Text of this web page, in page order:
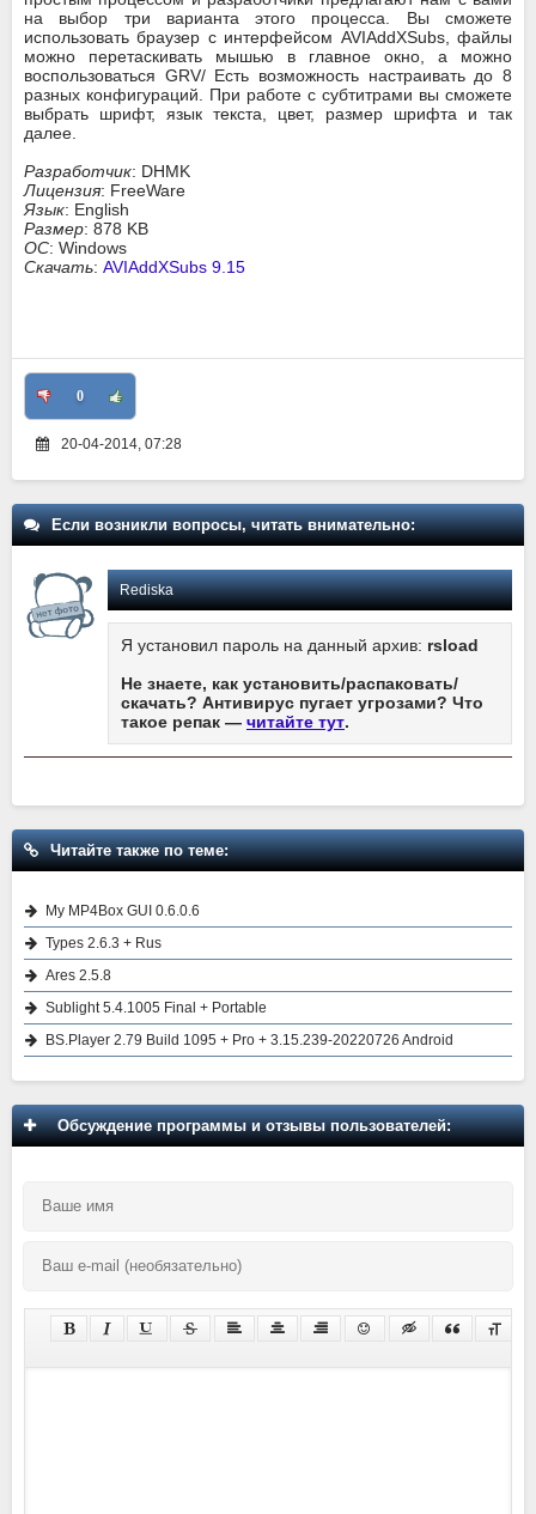
на выбор три варианта этого процесса. Вы сможете
использовать браузер с интерфейсом AVIAddXSubs, файлы
можно перетаскивать мышью в главное окно, а можно
воспользоваться GRV/ Есть возможность настраивать до 8
разных конфигураций. При работе с субтитрами вы сможете
выбрать шрифт, язык текста, цвет, размер шрифта и так
далее.
Разработчик: DHMK
Лицензия: FreeWare
Язык: English
Размер: 878 KB
ОС: Windows
Скачать: AVIAddXSubs 9.15
0
20-04-2014, 07:28
Если возникли вопросы, читать внимательно:
Rediska
Я установил пароль на данный архив: rsload
Не знаете, как установить/распаковать/
скачать? Антивирус пугает угрозами? Что
такое репак — читайте тут.
Читайте также по теме:
My MP4Box GUI 0.6.0.6
Types 2.6.3 + Rus
Ares 2.5.8
Sublight 5.4.1005 Final + Portable
BS.Player 2.79 Build 1095 + Pro + 3.15.239-20220726 Android
Обсуждение программы и отзывы пользователей: